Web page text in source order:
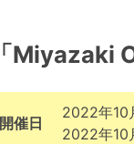
「Miyazaki
開催日
2022年10
2022年10